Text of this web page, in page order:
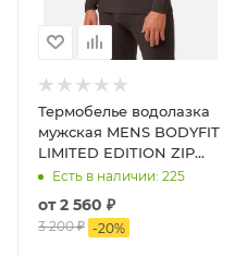
Термобелье водолазка
мужская MENS BODYFIT
LIMITED EDITION ZIP
NECK
Есть в наличии: 225
от2 560 ₽
3 200 ₽ -20%